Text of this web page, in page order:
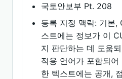
국토안보부 Pt. 208
등록 지정 맥락: 기본,
스트에는 정보가 이
지 판단하는 데 도움
적용 언어가 포함되
한 텍스트에는 공개,